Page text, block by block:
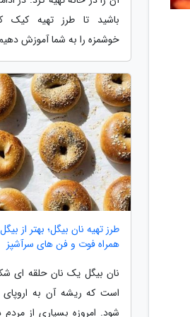
باشید تا طرز تهیه کیک
خوشمزه را به شما آموزش
طرز تهیه نان بیگل؛ بهتر از
همراه فوت و فن های سرآشپز
نان بیگل یک نان حلقه ای
است که ریشه آن به
شود. امروزه بسیاری از